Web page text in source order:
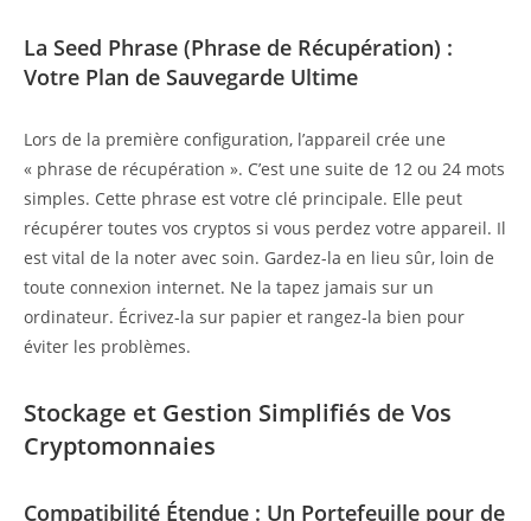
La Seed Phrase (Phrase de Récupération) :
Votre Plan de Sauvegarde Ultime
Lors de la première configuration, l’appareil crée une
« phrase de récupération ». C’est une suite de 12 ou 24 mots
simples. Cette phrase est votre clé principale. Elle peut
récupérer toutes vos cryptos si vous perdez votre appareil. Il
est vital de la noter avec soin. Gardez-la en lieu sûr, loin de
toute connexion internet. Ne la tapez jamais sur un
ordinateur. Écrivez-la sur papier et rangez-la bien pour
éviter les problèmes.
Stockage et Gestion Simplifiés de Vos
Cryptomonnaies
Compatibilité Étendue : Un Portefeuille pour de